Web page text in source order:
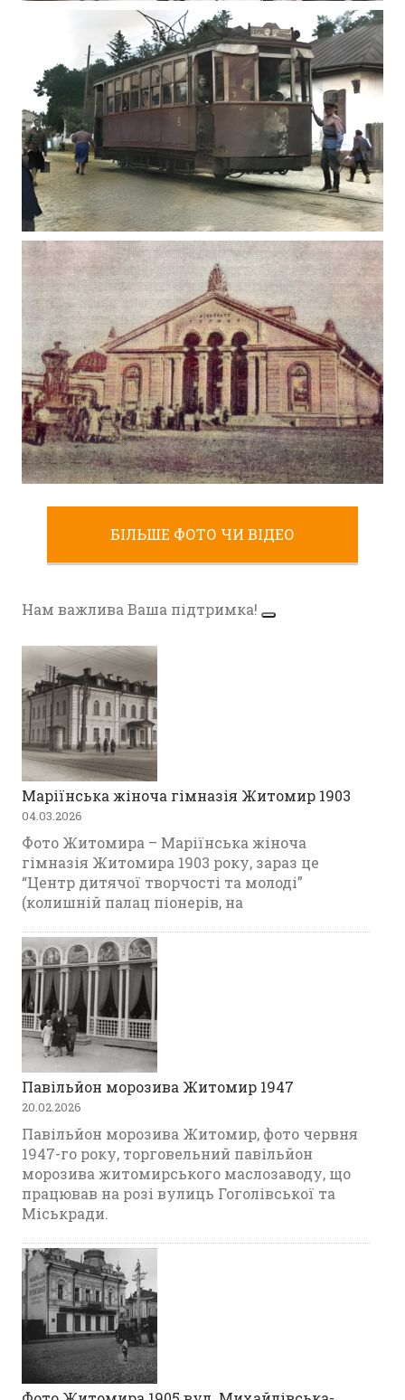
МИХАЙЛО ОЛЕКСІЙОВИЧ П’ЄХ ФОТО
ЖИТОМИРА
Фото Житомир (1970-1980),
Фото Житомир (1980-1990)
ТРАМВАЙ ЖИТОМИРА ПО КИЇВСЬКІЙ 1948
Фото Житомир (1945-1960)
ЖИТОМИРІ 60-ТІБІЛЬШЕ ФОТО ЧИ ВІДЕО
Нам важлива Ваша підтримка!
Маріїнська жіноча гімназія Житомир 1903
04.03.2026
Фото Житомира – Маріїнська жіноча
гімназія Житомира 1903 року, зараз це
“Центр дитячої творчості та молоді”
(колишній палац піонерів, на
Павільйон морозива Житомир 1947
20.02.2026
Павільйон морозива Житомир, фото червня
1947-го року, торговельний павільйон
морозива житомирського маслозаводу, що
працював на розі вулиць Гоголівської та
Міськради.